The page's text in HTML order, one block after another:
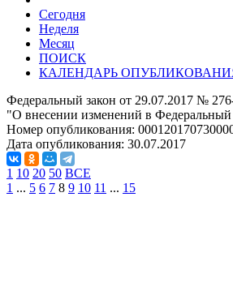
Сегодня
Неделя
Месяц
ПОИСК
КАЛЕНДАРЬ
Федеральный закон от 29.07.2017 №
"О внесении изменений в
Номер опубликования:
Дата опубликования: 30.07.2017
1 10 20 50 ВСЕ
1 ... 5 6 7 8 9 10 11 ... 15